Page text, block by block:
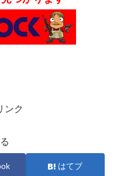
ンク
はてブ